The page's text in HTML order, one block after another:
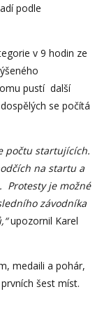
podle
v 9 hodin ze
pustí další
se počítá
počtu startujících.
na startu a
Protesty je možné
závodníka
upozornil Karel
medaili a pohár,
šest míst.